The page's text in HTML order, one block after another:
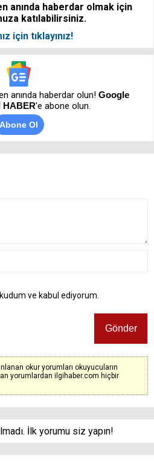
anında haberdar olmak için
katılabilirsiniz.
için tıklayınız!
anında haberdar olun! Google
HABER'e abone olun.
Abone Ol
ve kabul ediyorum.
okur yorumları okuyucuların
yorumlardan ilgihaber.com hiçbir
İlk yorumu siz yapın!